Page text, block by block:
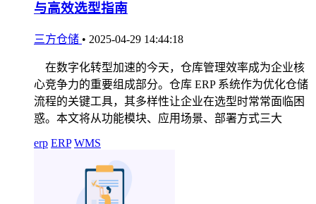
与高效选型指南
三方仓储 • 2025-04-29 14:44:18
在数字化转型加速的今天，仓库管理效率成为企业核
心竞争力的重要组成部分。仓库 ERP 系统作为优化仓储
流程的关键工具，其多样性让企业在选型时常常面临困
惑。本文将从功能模块、应用场景、部署方式三大
erp ERP WMS